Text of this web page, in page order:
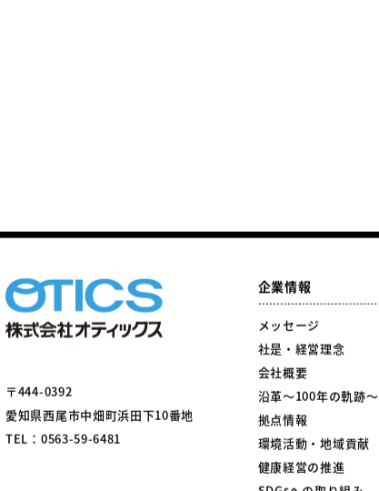
〒444-0392
愛知県西尾市中畑町浜田下10番地
TEL：0563-59-6481
企業情報
メッセージ
社是・経営理念
会社概要
沿革～100年の軌跡～
拠点情報
環境活動・地域貢献
健康経営の推進